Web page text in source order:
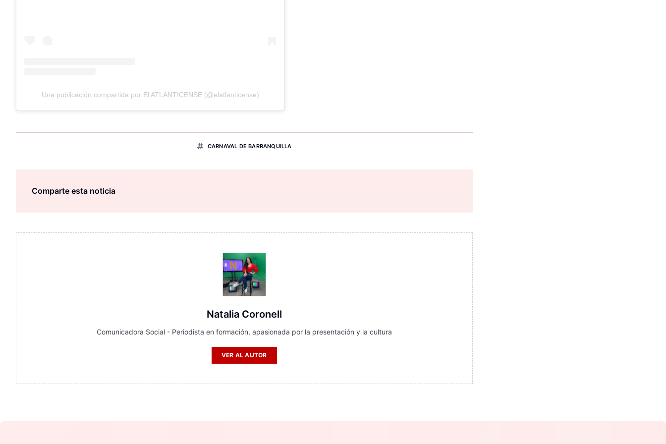
Una publicación compartida por El ATLANTICENSE (@elatlanticense)
CARNAVAL DE BARRANQUILLA
Comparte esta noticia
Natalia Coronell
Comunicadora Social - Periodista en formación, apasionada por la presentación y la cultura
VER AL AUTOR